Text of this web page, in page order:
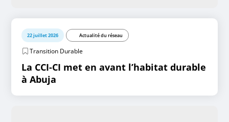
22 juillet 2026 Actualité du réseau
Transition Durable
La CCI-CI met en avant l’habitat durable
à Abuja